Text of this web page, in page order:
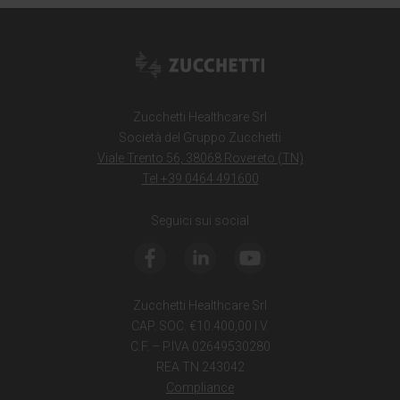
Zucchetti Healthcare Srl
Società del Gruppo Zucchetti
Viale Trento 56, 38068 Rovereto (TN)
Tel +39 0464 491600
Seguici sui social
Zucchetti Healthcare Srl
CAP. SOC. €10.400,00 I.V.
C.F. – P.IVA 02649530280
REA TN 243042
Compliance